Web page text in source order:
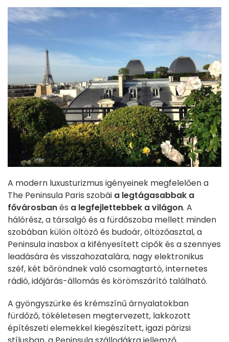
A modern luxusturizmus igényeinek megfelelően a
The Peninsula Paris szobái a legtágasabbak a
fővárosbanés a legfejlettebbek a világon. A
hálórész, a társalgó és a fürdőszoba mellett minden
szobában külön öltöző és budoár, öltözőasztal, a
Peninsula inasbox a kifényesített cipők és a szennyes
leadására és visszahozatalára, nagy elektronikus
széf, két bőröndnek való csomagtartó, internetes
rádió, időjárás-állomás és körömszárító található.
A gyöngyszürke és krémszínű árnyalatokban
fürdőző, tökéletesen megtervezett, lakkozott
építészeti elemekkel kiegészített, igazi párizsi